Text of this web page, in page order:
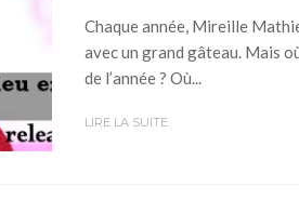
Chaque année, Mireille
avec un grand gâteau. Mais
de l’année ? Où...
LIRE LA SUITE